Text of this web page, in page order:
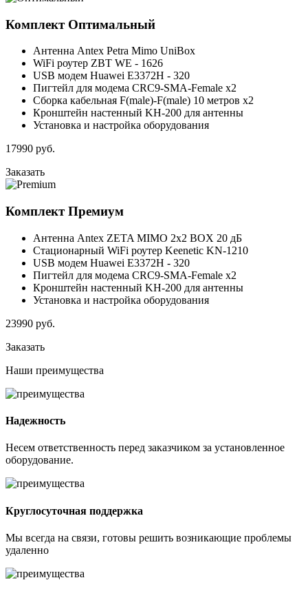
Комплект Оптимальный
Антенна Antex Petra Mimo UniBox
WiFi роутер ZBT WE - 1626
USB модем Huawei E3372H - 320
Пигтейл для модема CRC9-SMA-Female x2
Сборка кабельная F(male)-F(male) 10 метров x2
Кронштейн настенный KH-200 для антенны
Установка и настройка оборудования
17990 руб.
Заказать
КомплектПремиум
Антенна Antex ZETA MIMO 2x2 BOX 20 дБ
Стационарный WiFi роутер Keenetic KN-1210
USB модем Huawei E3372H - 320
Пигтейл для модема CRC9-SMA-Female x2
Кронштейн настенный KH-200 для антенны
Установка и настройка оборудования
23990 руб.
Заказать
Наши преимущества
Надежность
Несем ответственность перед заказчиком за установленное
оборудование.
Круглосуточная поддержка
Мы всегда на связи, готовы решить возникающие проблемы
удаленно